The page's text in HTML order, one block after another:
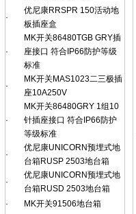
·
优尼康RRSPR 150活动地
板插座盒
·
MK开关86480TGB GRY插
座接口 符合IP66防护等级
标准
·
MK开关MAS1023二三极插
座10A250V
·
MK开关86480GRY 1组10
针插座接口 符合IP66防护
等级标准
·
优尼康UNICORN预埋式地
台箱RUSP 2503地台箱
·
优尼康UNICORN预埋式地
台箱RUSD 2503地台箱
·
MK开关91506地台箱